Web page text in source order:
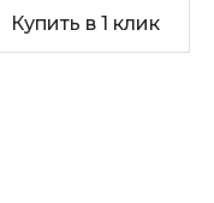
Купить в 1 клик